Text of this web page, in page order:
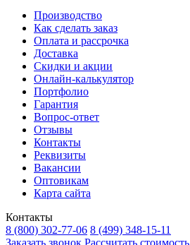
Производство
Как сделать заказ
Оплата и рассрочка
Доставка
Скидки и акции
Онлайн-калькулятор
Портфолио
Гарантия
Вопрос-ответ
Отзывы
Контакты
Реквизиты
Вакансии
Оптовикам
Карта сайта
Контакты
8 (800) 302-77-06 8 (499) 348-15-11
Заказать звонок Рассчитать стоимость